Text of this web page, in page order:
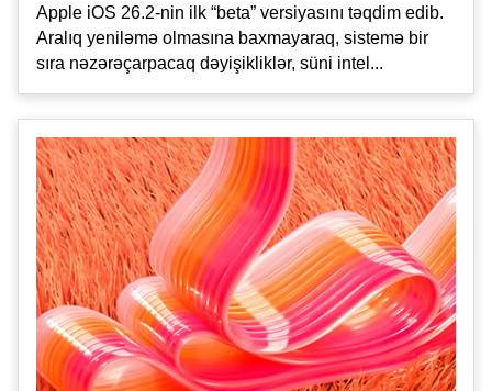
Apple iOS 26.2-nin ilk “beta” versiyasını təqdim edib.
Aralıq yeniləmə olmasına baxmayaraq, sistemə bir
sıra nəzərəçarpacaq dəyişikliklər, süni intel...